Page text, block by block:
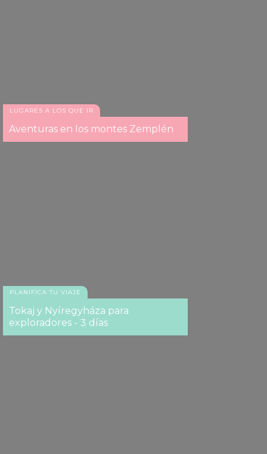
LUGARES A LOS QUE IR
Aventuras en los montes Zemplén
PLANIFICA TU VIAJE
Tokaj y Nyíregyháza para
exploradores - 3 días